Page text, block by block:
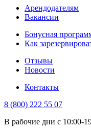
Арендодателям
Вакансии
Бонусная
Как
Отзывы
Новости
Контакты
8 (800) 222 55 07
В рабочие дни с 10:00-